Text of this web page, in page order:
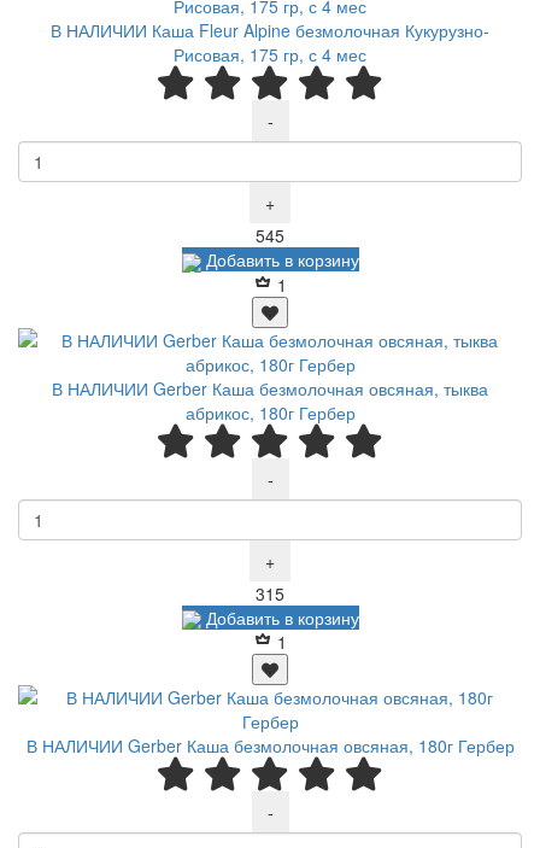
В НАЛИЧИИ Каша Fleur Alpine безмолочная Кукурузно-
Рисовая, 175 гр, с 4 мес
-
+
545Р
Добавить в корзину
1
В НАЛИЧИИ Gerber Каша безмолочная овсяная, тыква
абрикос, 180г Гербер
-
+
315Р
Добавить в корзину
1
В НАЛИЧИИ Gerber Каша безмолочная овсяная, 180г Гербер
-